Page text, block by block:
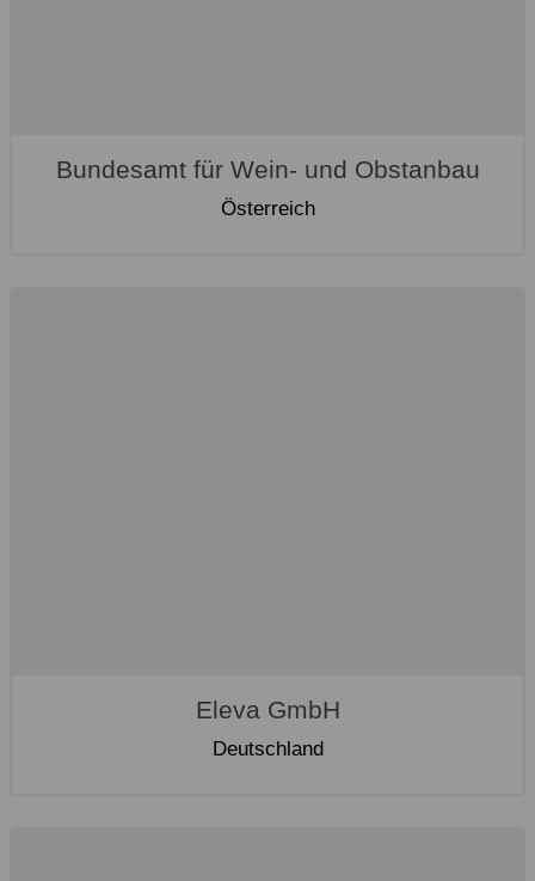
Bundesamt für Wein- und Obstanbau
Österreich
Eleva GmbH
Deutschland